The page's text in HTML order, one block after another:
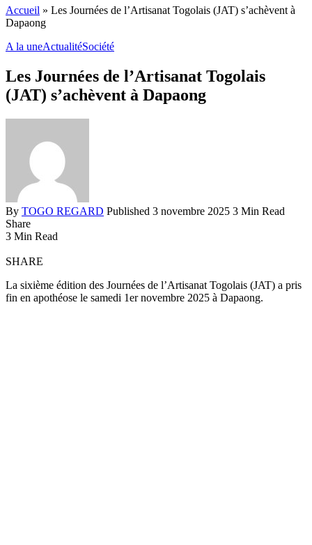
Accueil » Les Journées de l’Artisanat Togolais (JAT) s’achèvent à
Dapaong
A la uneActualitéSociété
Les Journées de l’Artisanat Togolais
(JAT) s’achèvent à Dapaong
By TOGO REGARD Published 3 novembre 2025 3 Min Read
Share
3 Min Read
SHARE
La sixième édition des Journées de l’Artisanat Togolais (JAT) a pris
fin en apothéose le samedi 1er novembre 2025 à Dapaong.